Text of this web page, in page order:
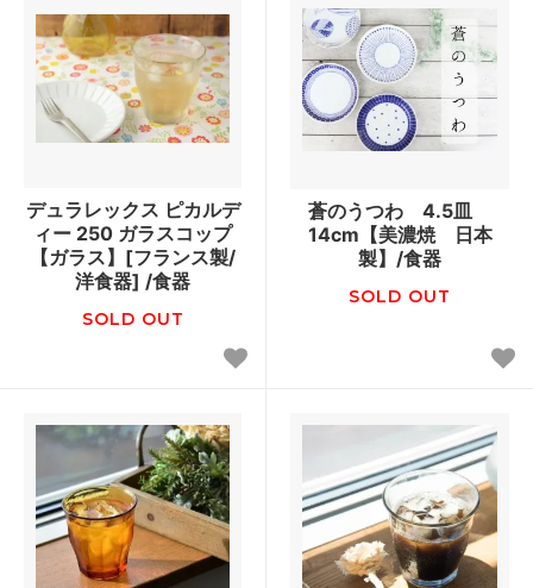
デュラレックス ピカルデ
ィー 250 ガラスコップ
【ガラス】[フランス製/
洋食器] /食器
SOLD OUT
蒼のうつわ 4.5皿
14cm【美濃焼 日本
製】/食器
SOLD OUT